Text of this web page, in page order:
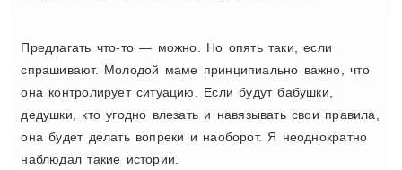
Предлагать что-то — можно. Но опять таки, если
спрашивают. Молодой маме принципиально важно, что
она контролирует ситуацию. Если будут бабушки,
дедушки, кто угодно влезать и навязывать свои правила,
она будет делать вопреки и наоборот. Я неоднократно
наблюдал такие истории.